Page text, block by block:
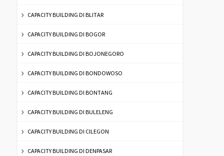
CAPACITY BUILDING DI BLITAR
CAPACITY BUILDING DI BOGOR
CAPACITY BUILDING DI BOJONEGORO
CAPACITY BUILDING DI BONDOWOSO
CAPACITY BUILDING DI BONTANG
CAPACITY BUILDING DI BULELENG
CAPACITY BUILDING DI CILEGON
CAPACITY BUILDING DI DENPASAR